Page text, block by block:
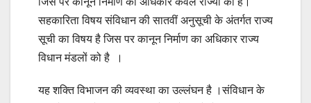
सहकारिता विषय संविधान की सातवीं अनुसूची के अंतर्गत राज्य
सूची का विषय है जिस पर कानून निर्माण का अधिकार राज्य
विधान मंडलों को है ।
यह शक्ति विभाजन की व्यवस्था का उल्लंघन है ।संविधान के